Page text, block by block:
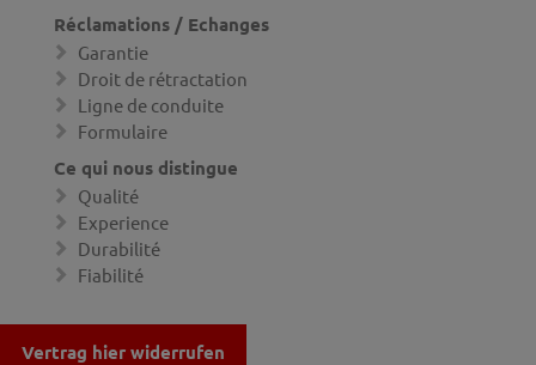
Réclamations / Echanges
Garantie
Droit de rétractation
Ligne de conduite
Formulaire
Ce qui nous distingue
Qualité
Experience
Durabilité
Fiabilité
Vertrag hier widerrufen